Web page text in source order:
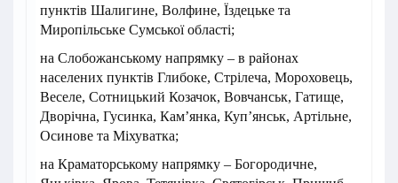
пунктів Шалигине, Волфине, Їздецьке та
Миропільське Сумської області;
на Слобожанському напрямку – в районах
населених пунктів Глибоке, Стрілеча, Мороховець,
Веселе, Сотницький Козачок, Вовчанськ, Гатище,
Дворічна, Гусинка, Кам’янка, Куп’янськ, Артільне,
Осинове та Міхуватка;
на Краматорському напрямку – Богородичне,